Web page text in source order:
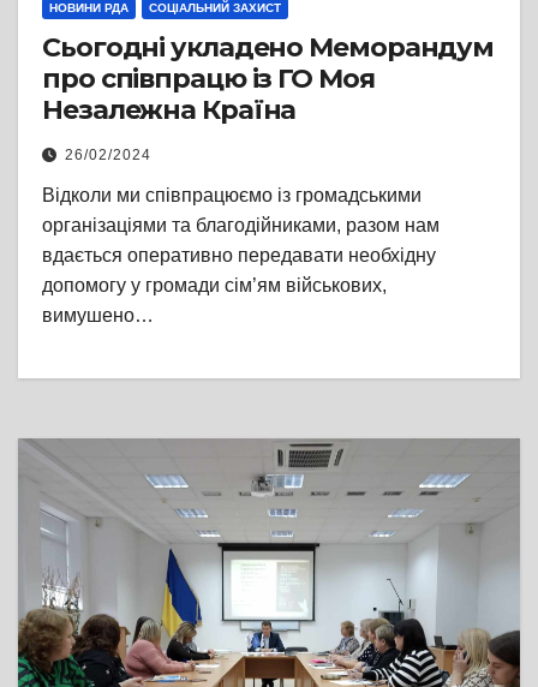
НОВИНИ РДА СОЦІАЛЬНИЙ ЗАХИСТ
Сьогодні укладено Меморандум
про співпрацю із ГО Моя
Незалежна Країна
26/02/2024
Відколи ми співпрацюємо із громадськими
організаціями та благодійниками, разом нам
вдається оперативно передавати необхідну
допомогу у громади сім’ям військових,
вимушено…